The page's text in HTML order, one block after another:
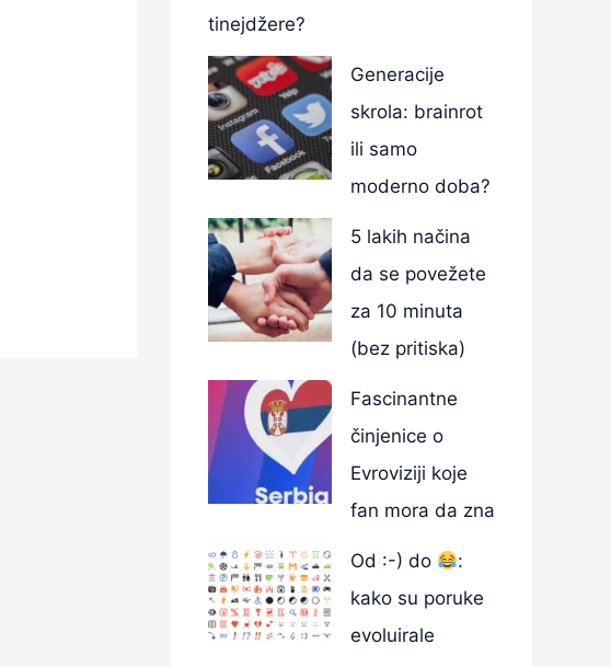
tinejdžere?
Generacije
skrola: brainrot
ili samo
moderno doba?
5 lakih načina
da se povežete
za 10 minuta
(bez pritiska)
Fascinantne
činjenice o
Evroviziji koje
fan mora da zna
Od :-) do
:
kako su poruke
evoluirale